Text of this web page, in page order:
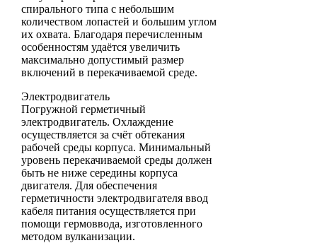
спирального типа с небольшим
количеством лопастей и большим углом
их охвата. Благодаря перечисленным
особенностям удаётся увеличить
максимально допустимый размер
включений в перекачиваемой среде.
Электродвигатель
Погружной герметичный
электродвигатель. Охлаждение
осуществляется за счёт обтекания
рабочей среды корпуса. Минимальный
уровень перекачиваемой среды должен
быть не ниже середины корпуса
двигателя. Для обеспечения
герметичности электродвигателя ввод
кабеля питания осуществляется при
помощи гермоввода, изготовленного
методом вулканизации.